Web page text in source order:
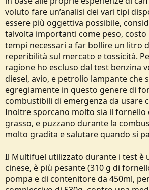
voluto fare un’analisi dei vari tipi
essere più oggettiva possibile,
talvolta importanti come peso,
tempi necessari a far bollire un litro
reperibilità sul mercato e tossicità.
ragione ho escluso dal test benzina
diesel, avio, e petrolio lampante che
egregiamente in questo genere di
combustibili di emergenza da usare
Inoltre sporcano molto sia il fornello
grasso, e puzzano durante la
molto gradita e salutare quando si
Il Multifuel utilizzato durante i test è
cinese, è più pesante (310 g di
pompa e di contenitore da 450ml,